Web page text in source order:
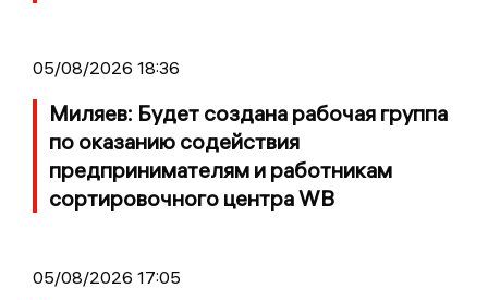
05/08/2026 18:36
Миляев: Будет создана рабочая группа
по оказанию содействия
предпринимателям и работникам
сортировочного центра WB
05/08/2026 17:05